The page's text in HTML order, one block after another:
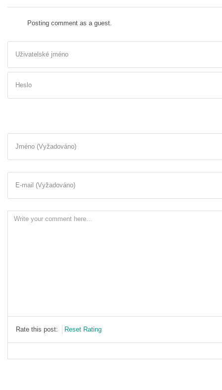
Posting comment as a guest.
Uživatelské jméno
Heslo
Jméno (Vyžadováno)
E-mail (Vyžadováno)
Rate this post: Reset Rating